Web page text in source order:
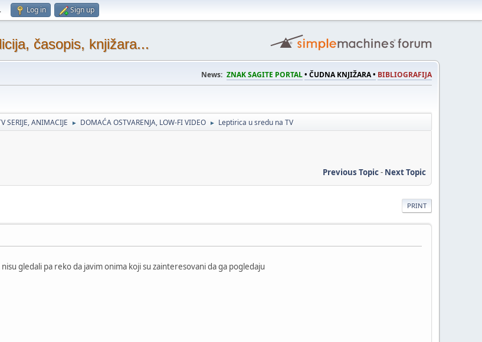
. Log in Sign up
časopis, knjižara...
News: ZNAK SAGITE PORTAL• ČUDNA KNJIŽARA • BIBLIOGRAFIJA
SERIJE, ANIMACIJE ► DOMAĆA OSTVARENJA, LOW-FI VIDEO ► Leptirica u sredu na TV
Previous Topic- Next Topic
PRINT
gledali pa reko da javim onima koji su zainteresovani da ga pogledaju